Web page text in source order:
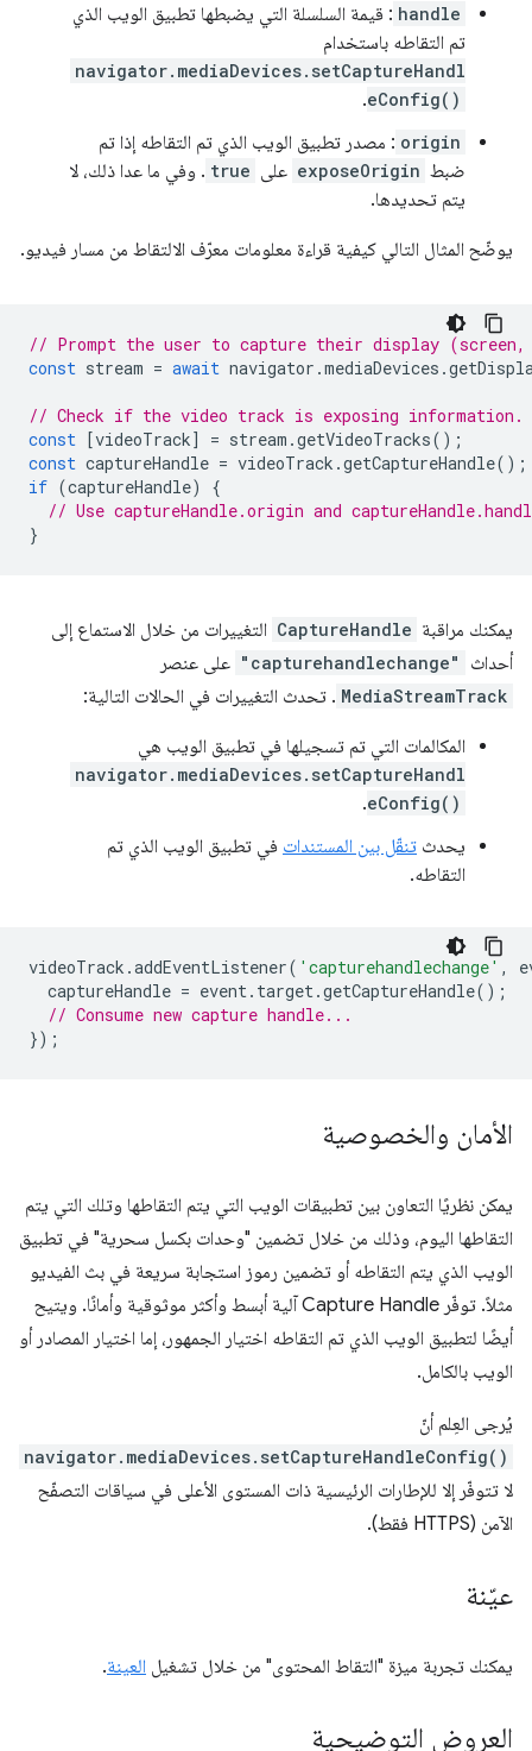
handle : قيمة السلسلة التي يضبطها تطبيق الويب الذي
تم التقاطه باستخدام
navigator.mediaDevices.setCaptureHandl
eConfig()
.
origin : مصدر تطبيق الويب الذي تم التقاطه إذا تم
ضبط exposeOrigin على true . وفي ما عدا ذلك، لا
يتم تحديدها.
يوضّح المثال التالي كيفية قراءة معلومات معرّف الالتقاط من مسار فيديو.
// Prompt the user to capture their display (screen,
const stream = await navigator .mediaDevices .
// Check if the video track is exposing information.
const [videoTrack] = stream .getVideoTracks();
const captureHandle = videoTrack .getCaptureHandle();
if (captureHandle)
{
// Use captureHandle.origin and
}
يمكنك مراقبة CaptureHandle التغييرات من خلال الاستماع إلى
أحداث
"capturehandlechange" على عنصر
MediaStreamTrack . تحدث التغييرات في الحالات التالية:
المكالمات التي تم تسجيلها في تطبيق الويب هي
navigator.mediaDevices.setCaptureHandl
eConfig()
.
يحدث تنقّل بين المستندات في تطبيق الويب الذي تم
التقاطه.
videoTrack .addEventListener( 'capturehandlechange' ,
captureHandle = event . target .getCaptureHandle();
// Consume new capture handle...
});
الأمان والخصوصية
يمكن نظريًا التعاون بين تطبيقات الويب التي يتم التقاطها وتلك التي يتم
التقاطها اليوم، وذلك من خلال تضمين "وحدات بكسل سحرية" في تطبيق
الويب الذي يتم التقاطه أو تضمين رموز استجابة سريعة في بث الفيديو
مثلاً. توفّر Capture Handle آلية أبسط وأكثر موثوقية وأمانًا. ويتيح
أيضًا لتطبيق الويب الذي تم التقاطه اختيار الجمهور، إما اختيار المصادر أو
الويب بالكامل.
يُرجى العِلم أنّ
navigator.mediaDevices.setCaptureHandleConfig()
لا تتوفّر إلا للإطارات الرئيسية ذات المستوى الأعلى في سياقات التصفّح
الآمن (HTTPS فقط).
عيّنة
يمكنك تجربة ميزة "التقاط المحتوى" من خلال تشغيل العينة.
العروض التوضيحية